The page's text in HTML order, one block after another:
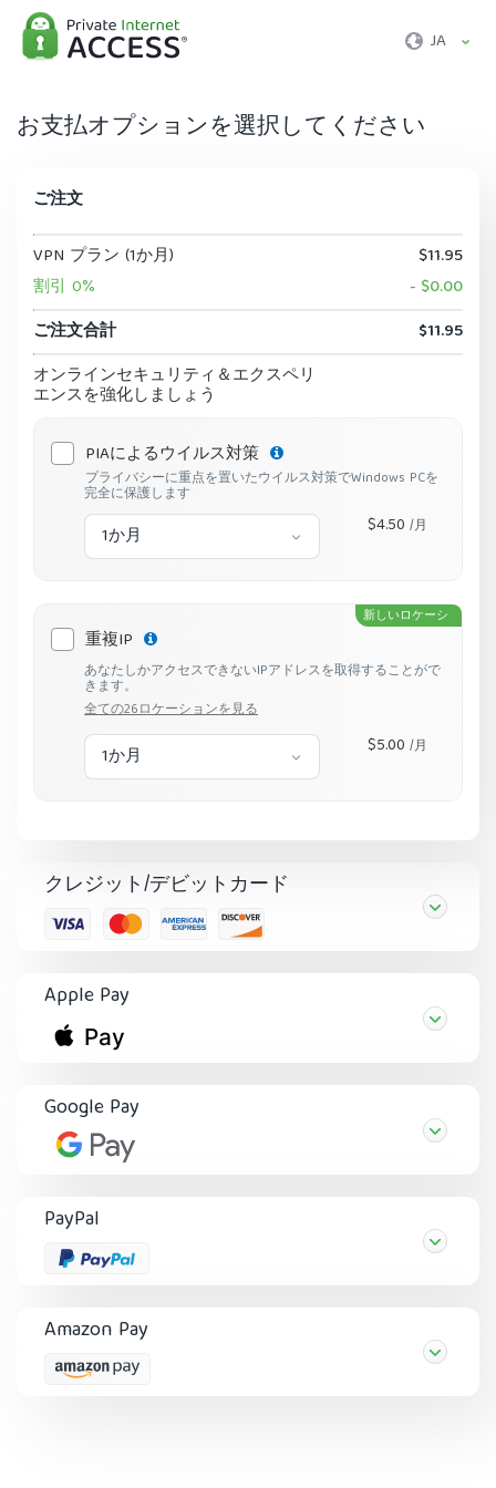
JA
お支払オプションを選択してください
クレジット/デビットカード
Apple Pay
Google Pay
PayPal
Amazon Pay
ご注文
VPN プラン (1か月)
$11.95
割引 0%
- $0.00
ご注文合計
$11.95
オンラインセキュリティ＆エクスペリ
エンスを強化しましょう
PIAによるウイルス対策
プライバシーに重点を置いたウイルス対策でWindows PCを
完全に保護します
1か月 $4.50 /月
新しいロケーシ
重複IP
あなたしかアクセスできないIPアドレスを取得することがで
きます。
全ての26ロケーションを見る
1か月 $5.00 /月